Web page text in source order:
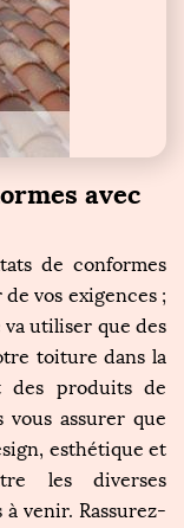
avec
de conformes
vos exigences ;
va utiliser que des
toiture dans la
des produits de
assurer que
esthétique et
les diverses
venir. Rassurez-